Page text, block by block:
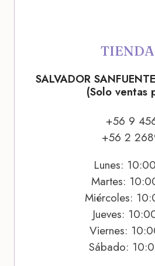
SALVADOR
(Solo ventas
+56 9
+56 2
Lunes:
Martes:
Miércoles:
Jueves:
Viernes:
Sábado: